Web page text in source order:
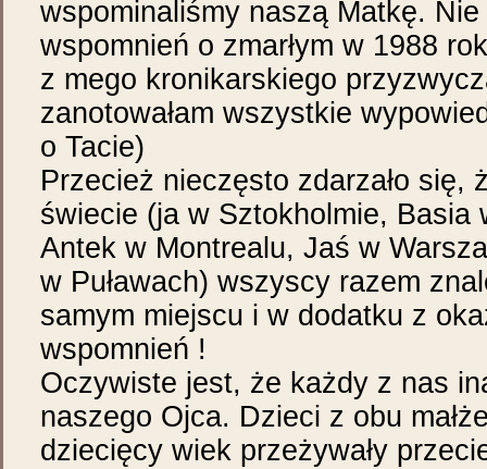
wspominaliśmy naszą Matkę. Nie
wspomnień o zmarłym w 1988
z mego kronikarskiego
zanotowałam wszystkie
o Tacie)
Przecież nieczęsto zdarzało się,
świecie (ja w Sztokholmie, Basia
Antek w Montrealu, Jaś w
w Puławach) wszyscy razem
samym miejscu i w dodatku z
wspomnień !
Oczywiste jest, że każdy z nas
naszego Ojca. Dzieci z obu
dziecięcy wiek przeżywały